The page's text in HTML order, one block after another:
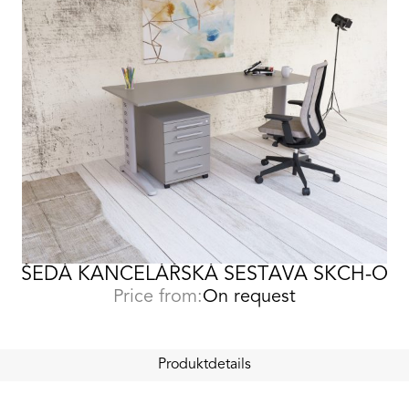
ŠEDÁ KANCELÁŘSKÁ SESTAVA SKCH-O
Price from:On request
Produktdetails